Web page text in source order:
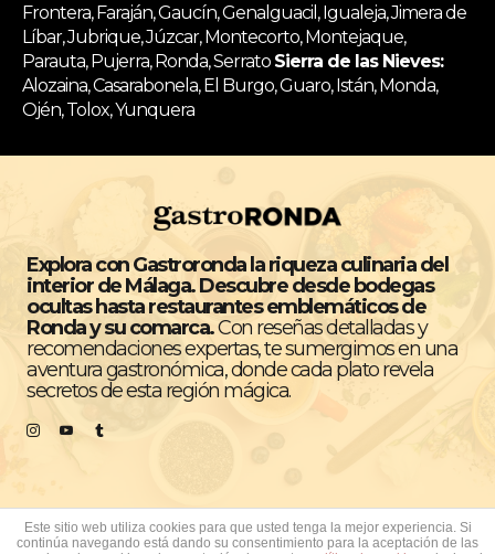
Frontera, Faraján, Gaucín, Genalguacil, Igualeja, Jimera de
Líbar, Jubrique, Júzcar, Montecorto, Montejaque,
Parauta, Pujerra, Ronda, Serrato Sierra de las Nieves:
Alozaina, Casarabonela, El Burgo, Guaro, Istán, Monda,
Ojén, Tolox, Yunquera
Explora con Gastroronda la riqueza culinaria del
interior de Málaga. Descubre desde bodegas
ocultas hasta restaurantes emblemáticos de
Ronda y su comarca.Con reseñas detalladas y
recomendaciones expertas, te sumergimos en una
aventura gastronómica, donde cada plato revela
secretos de esta región mágica.
Todos los derechos reservados © GastroRonda
Este sitio web utiliza cookies para que usted tenga la mejor experiencia. Si
continúa navegando está dando su consentimiento para la aceptación de las